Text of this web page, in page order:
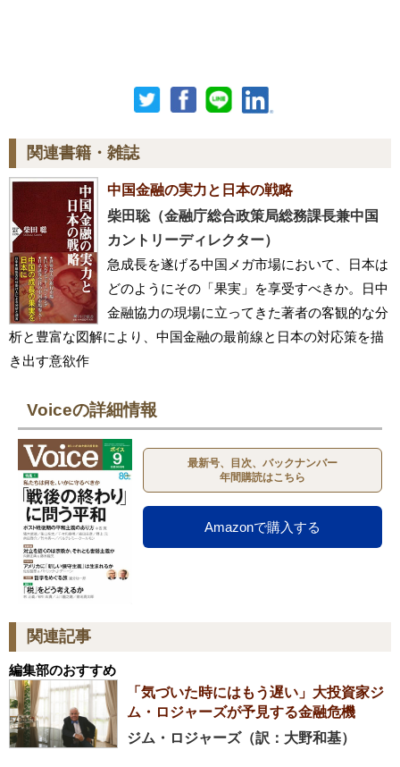
関連書籍・雑誌
中国金融の実力と日本の戦略
柴田聡（金融庁総合政策局総務課長兼中国
カントリーディレクター）
急成長を遂げる中国メガ市場において、日本は
どのようにその「果実」を享受すべきか。日中
金融協力の現場に立ってきた著者の客観的な分
析と豊富な図解により、中国金融の最前線と日本の対応策を描
き出す意欲作
Voiceの詳細情報
最新号、目次、バックナンバー
年間購読はこちら
Amazonで購入する
関連記事
編集部のおすすめ
「気づいた時にはもう遅い」大投資家ジ
ム・ロジャーズが予見する金融危機
ジム・ロジャーズ（訳：大野和基）